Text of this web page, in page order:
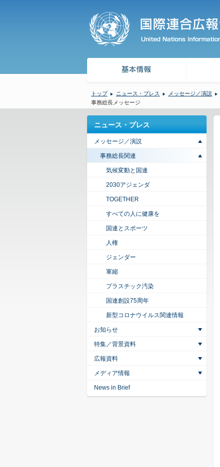
トップ ニュース・プレス メッセージ／演説
事務総長メッセージ
ニュース・プレス
メッセージ／演説
事務総長関連
気候変動と国連
2030アジェンダ
TOGETHER
すべての人に健康を
国連とスポーツ
人権
ジェンダー
軍縮
プラスチック汚染
国連創設75周年
新型コロナウイルス関連情報
お知らせ
特集／背景資料
広報資料
メディア情報
News in Brief